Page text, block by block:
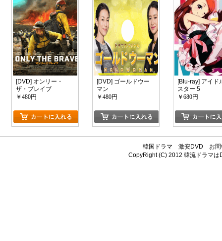
[DVD] オンリー・
ザ・ブレイブ
￥480円
[DVD] ゴールドウー
マン
￥480円
[Blu-ray] アイド
スター 5
￥680円
韓国ドラマ 激安DVD
お
CopyRight (C) 2012韓流ドラマは